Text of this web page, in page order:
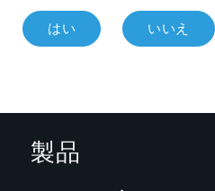
はい いいえ
製品